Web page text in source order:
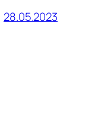
28.05.2023